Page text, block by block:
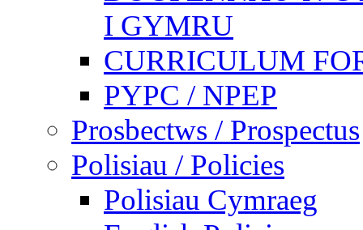
I GYMRU
CURRICULUM
PYPC / NPEP
Prosbectws / Prospectus
Polisiau / Policies
Polisiau Cymraeg